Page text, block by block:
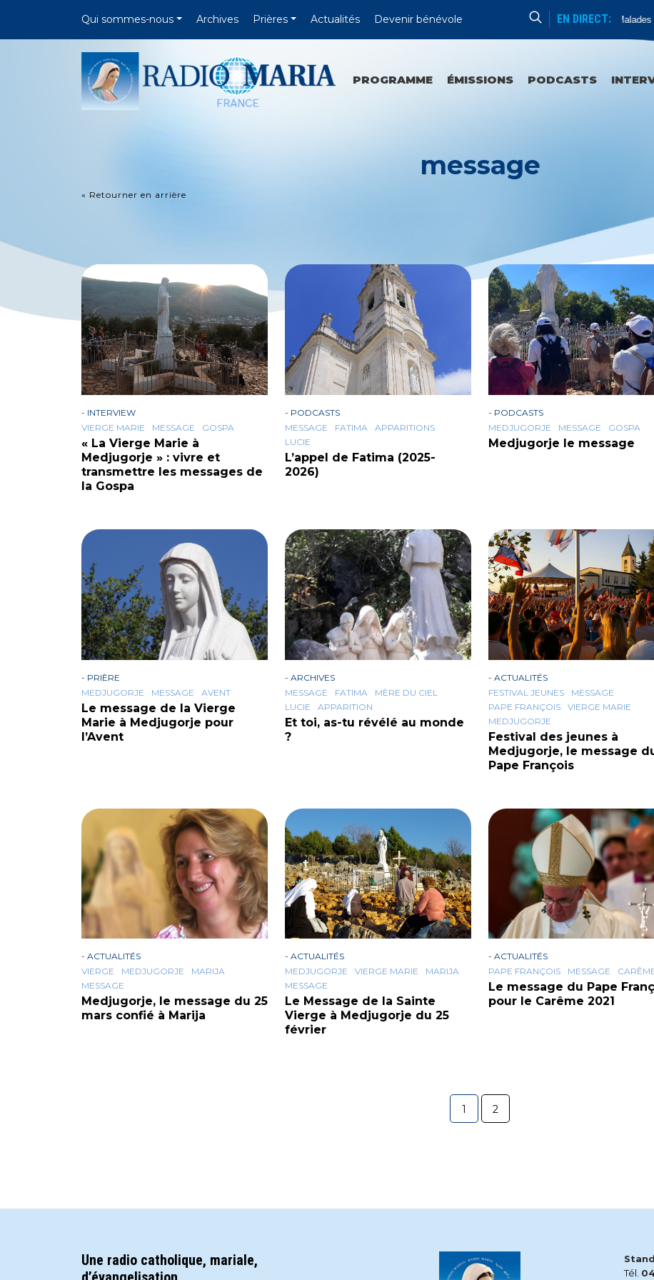
Qui sommes-nous Archives Prières Actualités Devenir bénévole EN DIRECT:
Messe Des Malades
PROGRAMME ÉMISSIONS PODCASTS
message
« Retourner en arrière
- INTERVIEW
VIERGE MARIE
MESSAGE GOSPA
« La Vierge Marie à
Medjugorje » : vivre et
transmettre les messages de
la Gospa
- PODCASTS
MESSAGE
FATIMA
APPARITIONS
LUCIE
L’appel de Fatima (2025-
2026)
- PODCASTS
MEDJUGORJE
MESSAGE GOSPA
Medjugorje le message
- PRIÈRE
MEDJUGORJE
MESSAGE AVENT
Le message de la Vierge
Marie à Medjugorje pour
l’Avent
- ARCHIVES
MESSAGE
FATIMA
MÈRE DU CIEL
LUCIE
APPARITION
Et toi, as-tu révélé au monde
?
- ACTUALITÉS
FESTIVAL JEUNES
MESSAGE
PAPE FRANÇOIS
VIERGE MARIE
MEDJUGORJE
Festival des jeunes à
Medjugorje, le message
Pape François
- ACTUALITÉS
VIERGE
MEDJUGORJE
MARIJA
MESSAGE
Medjugorje, le message du 25
mars confié à Marija
- ACTUALITÉS
MEDJUGORJE
VIERGE MARIE
MARIJA
MESSAGE
Le Message de la Sainte
Vierge à Medjugorje du 25
février
- ACTUALITÉS
PAPE FRANÇOIS
MESSAGE
Le message du Pape
pour le Carême 2021
1 2
Une radio catholique, mariale,
Tél.